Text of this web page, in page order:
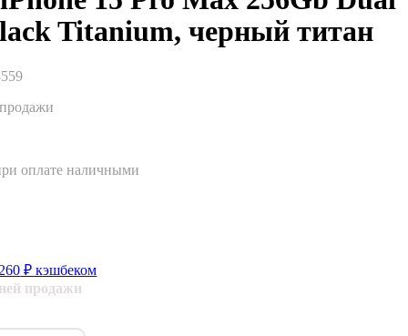
Titanium, черный титан
оплате наличными
₽ кэшбеком
продажи